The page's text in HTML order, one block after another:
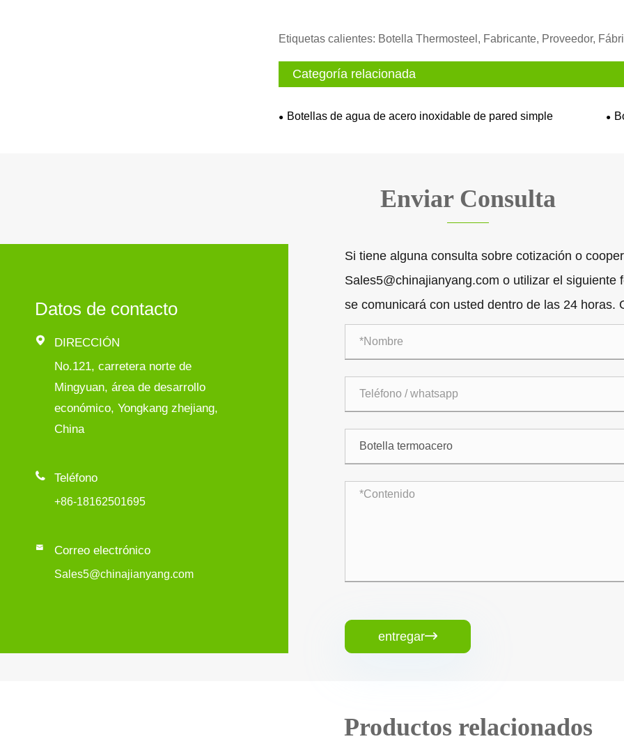
Etiquetas calientes: Botella Thermosteel, Fabricante, Proveedor,
Categoría relacionada
Botellas de agua de acero inoxidable de pared simple
Enviar Consulta
Datos de contacto

DIRECCIÓN
No.121, carretera norte de
Mingyuan, área de desarrollo
económico, Yongkang zhejiang,
China
 Teléfono
+86-18162501695
 Correo electrónico
Sales5@chinajianyang.com
Si tiene alguna consulta sobre cotización o
Sales5@chinajianyang.com o utilizar el
se comunicará con usted dentro de las 24
entregar
Productos relacionados